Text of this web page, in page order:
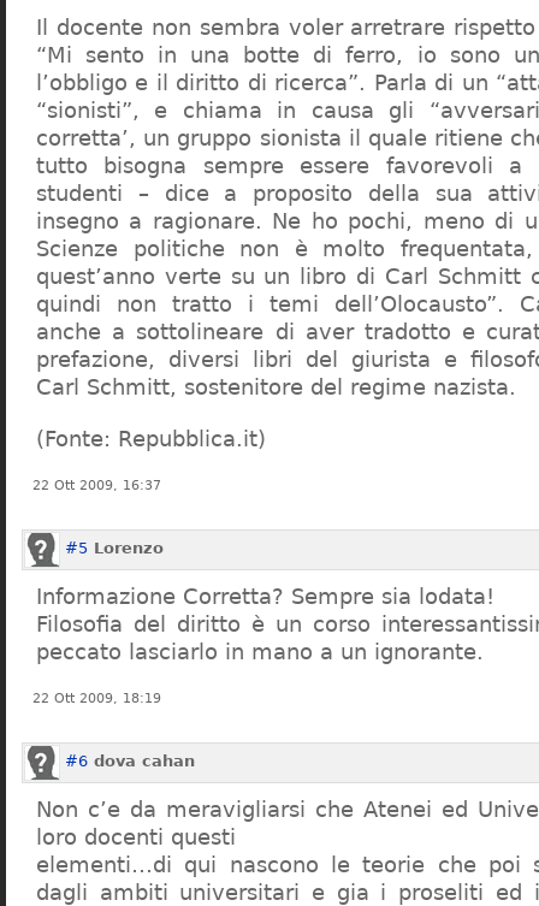
Il docente non sembra voler arretrare
“Mi sento in una botte di ferro, io sono
l’obbligo e il diritto di ricerca”. Parla di un
“sionisti”, e chiama in causa gli
corretta’, un gruppo sionista il quale ritiene
tutto bisogna sempre essere favorevoli a
studenti – dice a proposito della sua
insegno a ragionare. Ne ho pochi, meno di
Scienze politiche non è molto
quest’anno verte su un libro di Carl Schmitt
quindi non tratto i temi dell’Olocausto”.
anche a sottolineare di aver tradotto e
prefazione, diversi libri del giurista e
Carl Schmitt, sostenitore del regime nazista.
(Fonte: Repubblica.it)
22 Ott 2009, 16:37
#5 Lorenzo
Informazione Corretta? Sempre sia lodata!
Filosofia del diritto è un corso
peccato lasciarlo in mano a un ignorante.
22 Ott 2009, 18:19
#6 dova cahan
Non c’e da meravigliarsi che Atenei ed
loro docenti questi
elementi…di qui nascono le teorie che poi
dagli ambiti universitari e gia i proseliti ed